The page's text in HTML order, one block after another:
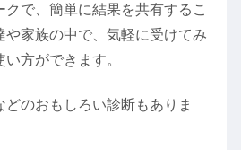
で、簡単に結果を共有するこ
や家族の中で、気軽に受けてみ
方ができます。
のおもしろい診断もありま